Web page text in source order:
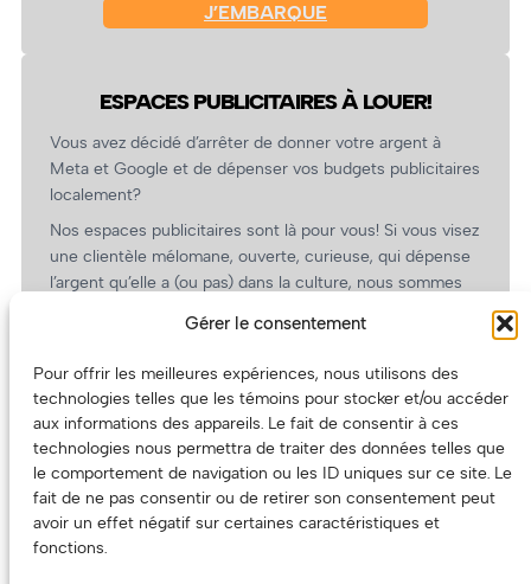
Gérer le consentement
Pour offrir les meilleures expériences, nous utilisons des
technologies telles que les témoins pour stocker et/ou accéder
aux informations des appareils. Le fait de consentir à ces
technologies nous permettra de traiter des données telles que
le comportement de navigation ou les ID uniques sur ce site. Le
fait de ne pas consentir ou de retirer son consentement peut
avoir un effet négatif sur certaines caractéristiques et
fonctions.
J’EMBARQUE
ESPACES PUBLICITAIRES À LOUER!
Vous avez décidé d’arrêter de donner votre argent à
Meta et Google et de dépenser vos budgets publicitaires
localement?
Nos espaces publicitaires sont là pour vous! Si vous visez
une clientèle mélomane, ouverte, curieuse, qui dépense
l’argent qu’elle a (ou pas) dans la culture, nous sommes
revient.
(Oui, on va avoir des tarifs spéciaux pour vous, les
artistes!)